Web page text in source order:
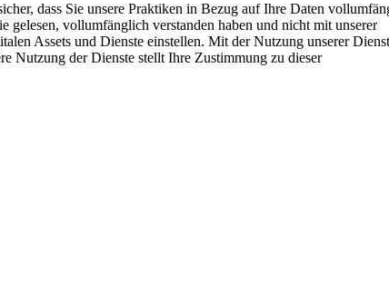
dass Sie unsere Praktiken in Bezug auf Ihre Daten
gelesen, vollumfänglich verstanden haben und nicht mit unserer
Assets und Dienste einstellen. Mit der Nutzung unserer
Nutzung der Dienste stellt Ihre Zustimmung zu dieser